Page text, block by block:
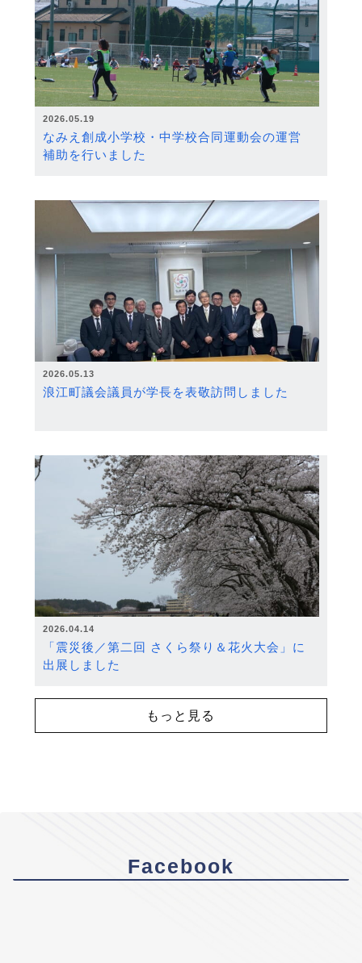
2026.05.19
なみえ創成小学校・中学校合同運動会の運営
補助を行いました
2026.05.13
浪江町議会議員が学長を表敬訪問しました
2026.04.14
「震災後／第二回 さくら祭り＆花火大会」に
出展しました
もっと見る
Facebook